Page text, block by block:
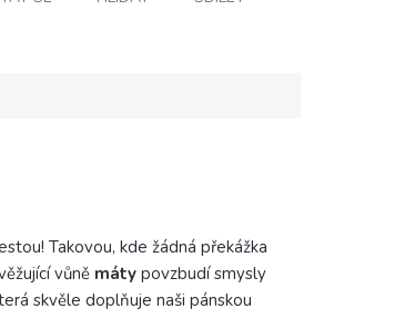
Takovou, kde žádná překážka
vůně máty povzbudí smysly
skvěle doplňuje naši pánskou